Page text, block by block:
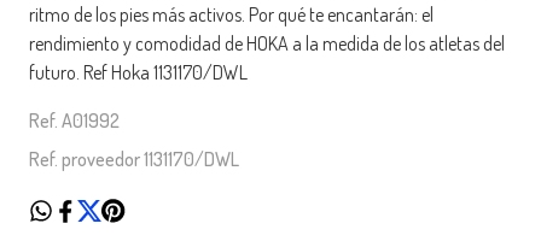
ritmo de los pies más activos. Por qué te encantarán: el
rendimiento y comodidad de HOKA a la medida de los atletas del
futuro. Ref Hoka 1131170/DWL
Ref. A01992
Ref. proveedor 1131170/DWL